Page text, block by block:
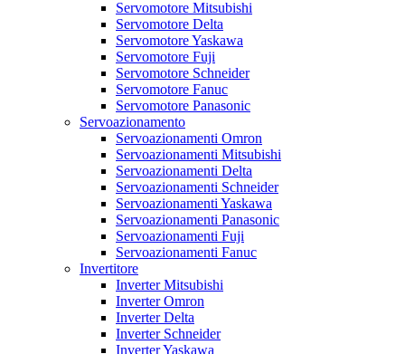
Servomotore Mitsubishi
Servomotore Delta
Servomotore Yaskawa
Servomotore Fuji
Servomotore Schneider
Servomotore Fanuc
Servomotore Panasonic
Servoazionamento
Servoazionamenti Omron
Servoazionamenti Mitsubishi
Servoazionamenti Delta
Servoazionamenti Schneider
Servoazionamenti Yaskawa
Servoazionamenti Panasonic
Servoazionamenti Fuji
Servoazionamenti Fanuc
Invertitore
Inverter Mitsubishi
Inverter Omron
Inverter Delta
Inverter Schneider
Inverter Yaskawa